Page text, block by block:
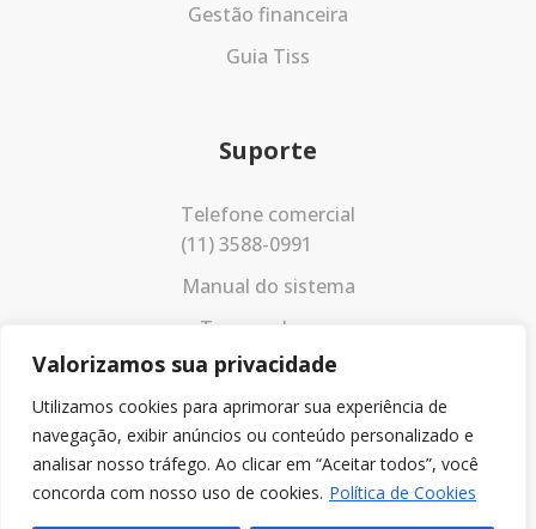
Valorizamos sua privacidade
Utilizamos cookies para aprimorar sua experiência de
navegação, exibir anúncios ou conteúdo personalizado e
analisar nosso tráfego. Ao clicar em “Aceitar todos”, você
concorda com nosso uso de cookies. Política de Cookies
Gestão financeira
Guia Tiss
Suporte
Telefone comercial
(11) 3588-0991
Manual do sistema
Termos de uso
Política de privacidade